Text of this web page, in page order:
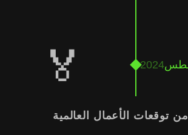
توقعات الأعمال العالمية
2024
🏅